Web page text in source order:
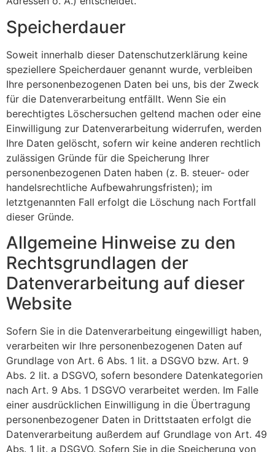
Speicherdauer
Soweit innerhalb dieser Datenschutzerklärung keine
speziellere Speicherdauer genannt wurde, verbleiben
Ihre personenbezogenen Daten bei uns, bis der Zweck
für die Datenverarbeitung entfällt. Wenn Sie ein
berechtigtes Löschersuchen geltend machen oder eine
Einwilligung zur Datenverarbeitung widerrufen, werden
Ihre Daten gelöscht, sofern wir keine anderen rechtlich
zulässigen Gründe für die Speicherung Ihrer
personenbezogenen Daten haben (z. B. steuer- oder
handelsrechtliche Aufbewahrungsfristen); im
letztgenannten Fall erfolgt die Löschung nach Fortfall
dieser Gründe.
Allgemeine Hinweise zu den
Rechtsgrundlagen der
Datenverarbeitung auf dieser
Website
Sofern Sie in die Datenverarbeitung eingewilligt haben,
verarbeiten wir Ihre personenbezogenen Daten auf
Grundlage von Art. 6 Abs. 1 lit. a DSGVO bzw. Art. 9
Abs. 2 lit. a DSGVO, sofern besondere Datenkategorien
nach Art. 9 Abs. 1 DSGVO verarbeitet werden. Im Falle
einer ausdrücklichen Einwilligung in die Übertragung
personenbezogener Daten in Drittstaaten erfolgt die
Datenverarbeitung außerdem auf Grundlage von Art. 49
Abs. 1 lit. a DSGVO. Sofern Sie in die Speicherung von